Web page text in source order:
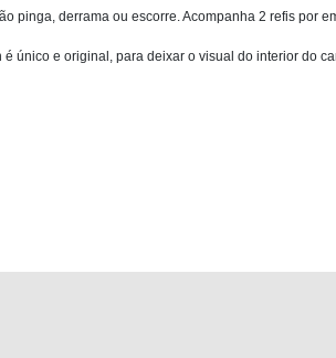
pinga, derrama ou escorre. Acompanha 2 refis por
único e original, para deixar o visual do interior do